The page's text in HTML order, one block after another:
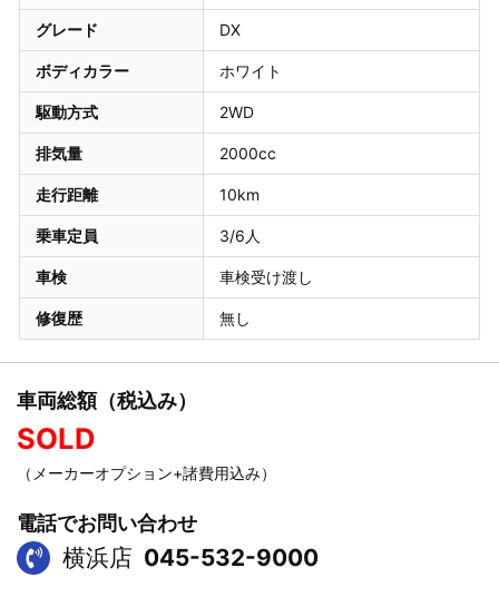
グレード DX
ボディカラー ホワイト
駆動方式 2WD
排気量 2000cc
走行距離 10km
乗車定員 3/6人
車検 車検受け渡し
修復歴 無し
車両総額（税込み）
SOLD
（メーカーオプション+諸費用込み）
電話でお問い合わせ
横浜店 045-532-9000